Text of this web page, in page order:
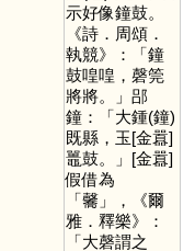
示好像鐘鼓。
《詩．周頌．
執競》：「鐘
鼓喤喤，磬筦
將將。」郘
鐘：「大鍾(鐘)
既縣，玉[金囂]
鼉鼓。」[金囂]
假借為
「毊」，《爾
雅．釋樂》：
「大磬謂之